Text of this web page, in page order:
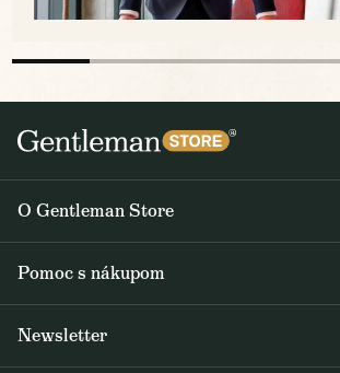
O Gentleman Store
Journal
Pomoc s nákupom
Newsletter